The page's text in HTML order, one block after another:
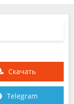
Скачать
Telegram